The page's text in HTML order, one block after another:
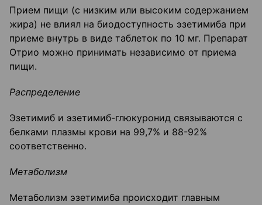
Прием пищи (с низким или высоким содержанием
жира) не влиял на биодоступность эзетимиба при
приеме внутрь в виде таблеток по 10 мг. Препарат
Отрио можно принимать независимо от приема
пищи.
Распределение
Эзетимиб и эзетимиб-глюкуронид связываются с
белками плазмы крови на 99,7% и 88-92%
соответственно.
Метаболизм
Метаболизм эзетимиба происходит главным